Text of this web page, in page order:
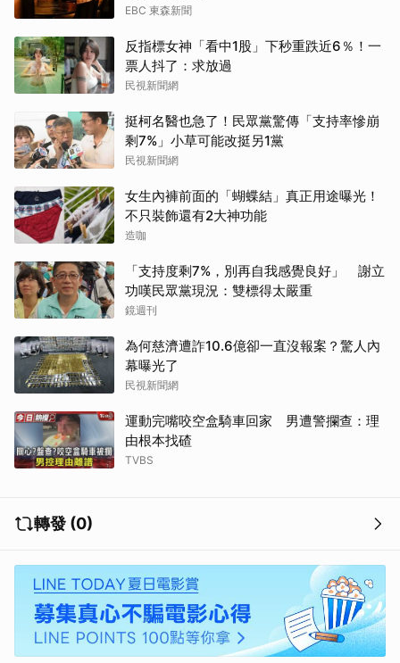
EBC 東森新聞
反指標女神「看中1股」下秒重跌近6％！一
票人抖了：求放過
民視新聞網
挺柯名醫也急了！民眾黨驚傳「支持率慘崩
剩7%」小草可能改挺另1黨
民視新聞網
女生內褲前面的「蝴蝶結」真正用途曝光！
不只裝飾還有2大神功能
造咖
「支持度剩7%，別再自我感覺良好」 謝立
功嘆民眾黨現況：雙標得太嚴重
鏡週刊
為何慈濟遭詐10.6億卻一直沒報案？驚人內
幕曝光了
民視新聞網
運動完嘴咬空盒騎車回家 男遭警攔查：理
由根本找碴
TVBS
轉發 (0)